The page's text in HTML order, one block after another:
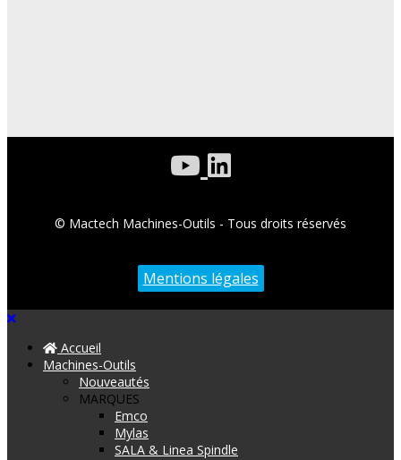
© Mactech Machines-Outils - Tous droits réservés
Mentions légales
Accueil
Machines-Outils
Nouveautés
MARQUES
Emco
Mylas
SALA & Linea Spindle